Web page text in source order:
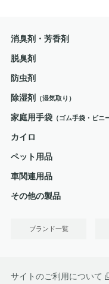
消臭剤・芳香剤
脱臭剤
防虫剤
除湿剤 （湿気取り）
家庭用手袋（ゴム手袋・ビニ
カイロ
ペット用品
車関連用品
その他の製品
ブランド一覧
サイトのご利用について